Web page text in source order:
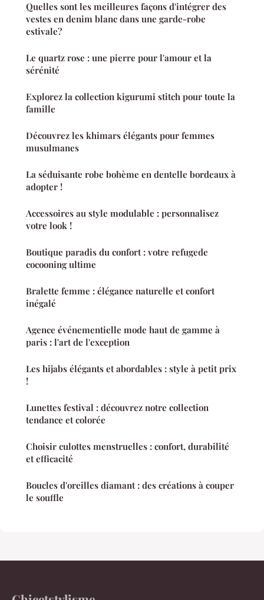
Quelles sont les meilleures façons d'intégrer des
vestes en denim blanc dans une garde-robe
estivale?
Le quartz rose : une pierre pour l'amour et la
sérénité
Explorez la collection kigurumi stitch pour toute la
famille
Découvrez les khimars élégants pour femmes
musulmanes
La séduisante robe bohème en dentelle bordeaux à
adopter !
Accessoires au style modulable : personnalisez
votre look !
Boutique paradis du confort : votre refugede
cocooning ultime
Bralette femme : élégance naturelle et confort
inégalé
Agence événementielle mode haut de gamme à
paris : l'art de l'exception
Les hijabs élégants et abordables : style à petit prix
!
Lunettes festival : découvrez notre collection
tendance et colorée
Choisir culottes menstruelles : confort, durabilité
et efficacité
Boucles d'oreilles diamant : des créations à couper
le souffle